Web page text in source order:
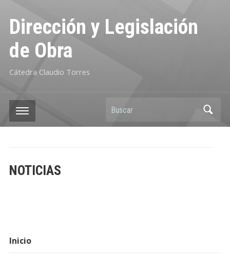
Dirección y Legislación
de Obra
Cátedra Claudio Torres
Buscar
Inicio
NOTICIAS